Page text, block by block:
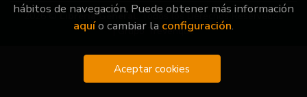
2026 ©Librería General . Todos los Derechos Reservados
|Grupo Trevenque
hábitos de navegación. Puede obtener más información
aquío cambiar la configuración.
Aceptar cookies